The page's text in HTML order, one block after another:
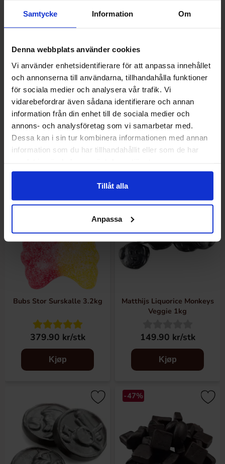
Samtycke Information Om
Denna webbplats använder cookies
Vi använder enhetsidentifierare för att anpassa innehållet
och annonserna till användarna, tillhandahålla funktioner
för sociala medier och analysera vår trafik. Vi
vidarebefordrar även sådana identifierare och annan
information från din enhet till de sociala medier och
annons- och analysföretag som vi samarbetar med.
Dessa kan i sin tur kombinera informationen med annan
information som du har tillhandahållit eller som de har
Tillåt alla
Anpassa
Franska Mintkolor 600g
109.91 kr/stk
Matthijs Veggie Sur Drakfrukt
Skalle 2kg
249.90 kr/stk
Bubs Stor Surskalle 3.2kg
379.90 kr/stk
Kjøp
Matthijs Liquorice Monkeys
Veggie 1kg
149.90 kr/stk
Kjøp
-47%